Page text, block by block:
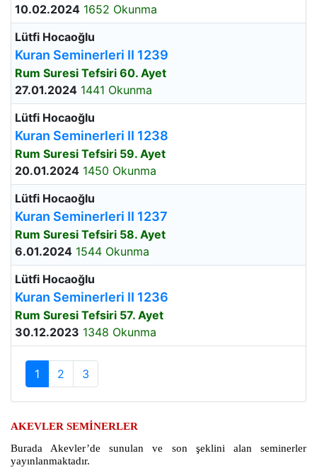
10.02.2024 1652 Okunma
Lütfi Hocaoğlu
Kuran Seminerleri II 1239
Rum Suresi Tefsiri 60. Ayet
27.01.2024 1441 Okunma
Lütfi Hocaoğlu
Kuran Seminerleri II 1238
Rum Suresi Tefsiri 59. Ayet
20.01.2024 1450 Okunma
Lütfi Hocaoğlu
Kuran Seminerleri II 1237
Rum Suresi Tefsiri 58. Ayet
6.01.2024 1544 Okunma
Lütfi Hocaoğlu
Kuran Seminerleri II 1236
Rum Suresi Tefsiri 57. Ayet
30.12.2023 1348 Okunma
1 2 3
AKEVLER SEMİNERLER
Burada Akevler’de sunulan ve son şeklini alan seminerler
yayınlanmaktadır.